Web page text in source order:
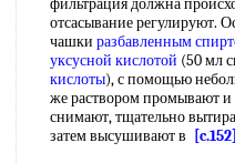
фильтрация должна
отсасывание регулируют.
чашки разбавленным
уксусной кислотой (50 мл
кислоты), с помощью
же раствором промывают и
снимают, тщательно
затем высушивают в
[c.152]